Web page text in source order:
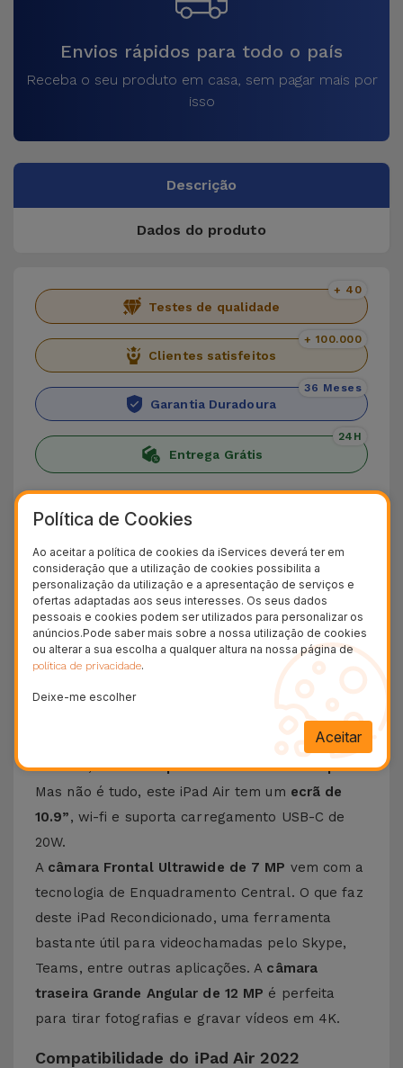
Envios rápidos para todo o país
Receba o seu produto em casa, sem pagar mais por
isso
Descrição
Dados do produto
Testes de qualidade
+ 40
Clientes satisfeitos
+ 100.000
Garantia Duradoura
36 Meses
Entrega Grátis
24H
Conheça o iPad Air 2022
de um iPad Recondicionado potente, leve e com
um design surpreendente. OiPad Air 5, como
também é conhecido, é a escolha perfeita para
quem quer um Tablet de alta performance e fácil
de transportar. Dado que este iPad Air pesa
menos de 500g.
processador M1
. Um
Chip que apresenta, relativamente à versão
anterior, umdesempenho até 60% mais rápido.
Mas não é tudo, este iPad Air tem um ecrã de
10.9”, wi-fi e suporta carregamento USB-C de
20W.
A câmara Frontal Ultrawide de 7 MP vem com a
tecnologia de Enquadramento Central. O que faz
deste iPad Recondicionado, uma ferramenta
bastante útil para videochamadas pelo Skype,
Teams, entre outras aplicações. A câmara
traseira Grande Angular de 12 MP é perfeita
para tirar fotografias e gravar vídeos em 4K.
Compatibilidade do iPad Air 2022
Política de Cookies
Ao aceitar a política de cookies da iServices deverá ter em
consideração que a utilização de cookies possibilita a
personalização da utilização e a apresentação de serviços e
ofertas adaptadas aos seus interesses. Os seus dados
pessoais e cookies podem ser utilizados para personalizar os
anúncios.Pode saber mais sobre a nossa utilização de cookies
ou alterar a sua escolha a qualquer altura na nossa página de
política de privacidade.
Deixe-me escolher
Aceitar